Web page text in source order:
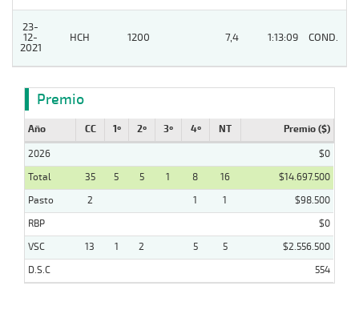
23-
12-
2021
HCH 1200 7,4 1:13:09 COND.
Premio
Año CC 1º 2º 3º 4º NT Premio ($)
2026
$0
Total
35 5 5 1 8 16
$14.697.500
Pasto
2 1 1
$98.500
RBP
$0
VSC
13 1 2 5 5
$2.556.500
D.S.C
554